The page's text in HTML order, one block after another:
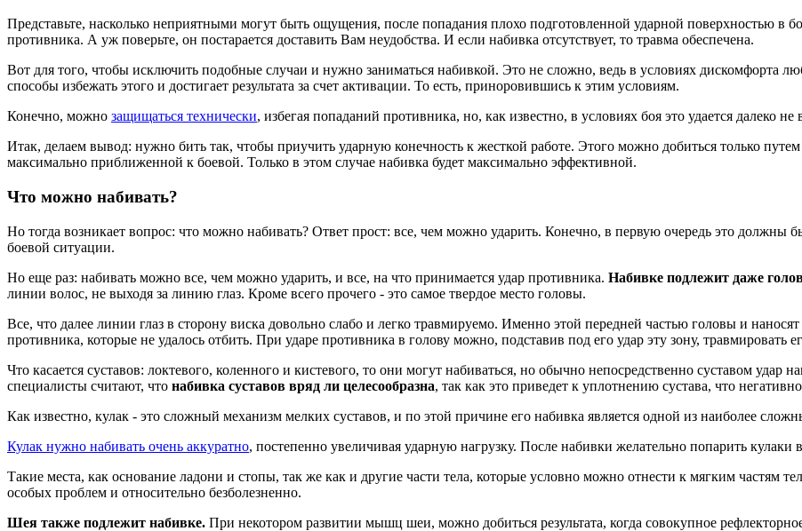
Представьте, насколько неприятными могут быть ощущения, после попадания плохо подготовленной ударной поверхностью в
противника. А уж поверьте, он постарается доставить Вам неудобства. И если набивка отсутствует, то травма обеспечена.
Вот для того, чтобы исключить подобные случаи и нужно заниматься набивкой. Это не сложно, ведь в условиях дискомфорта
способы избежать этого и достигает результата за счет активации. То есть, приноровившись к этим условиям.
Конечно, можно защищаться технически, избегая попаданий противника, но, как известно, в условиях боя это удается далеко не
Итак, делаем вывод: нужно бить так, чтобы приучить ударную конечность к жесткой работе. Этого можно добиться только
максимально приближенной к боевой. Только в этом случае набивка будет максимально эффективной.
Что можно набивать?
Но тогда возникает вопрос: что можно набивать? Ответ прост: все, чем можно ударить. Конечно, в первую очередь это должны
боевой ситуации.
Но еще раз: набивать можно все, чем можно ударить, и все, на что принимается удар противника. Набивке подлежит даже
линии волос, не выходя за линию глаз. Кроме всего прочего - это самое твердое место головы.
Все, что далее линии глаз в сторону виска довольно слабо и легко травмируемо. Именно этой передней частью головы и
противника, которые не удалось отбить. При ударе противника в голову можно, подставив под его удар эту зону, травмировать
Что касается суставов: локтевого, коленного и кистевого, то они могут набиваться, но обычно непосредственно суставом
специалисты считают, что набивка суставов вряд ли целесообразна, так как это приведет к уплотнению сустава, что
Как известно, кулак - это сложный механизм мелких суставов, и по этой причине его набивка является одной из наиболее
Кулак нужно набивать очень аккуратно, постепенно увеличивая ударную нагрузку. После набивки желательно попарить кулаки
Такие места, как основание ладони и стопы, так же как и другие части тела, которые условно можно отнести к мягким частям
особых проблем и относительно безболезненно.
Шея также подлежит набивке. При некотором развитии мышц шеи, можно добиться результата, когда совокупное